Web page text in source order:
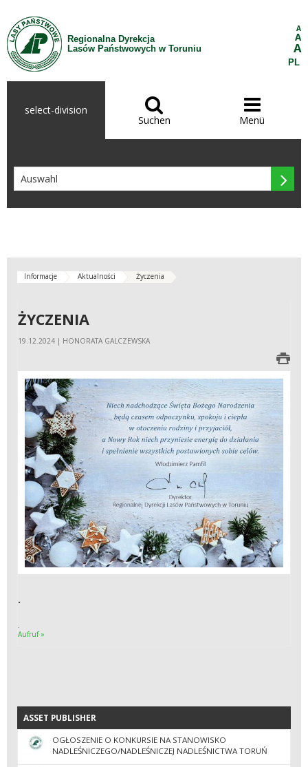
Zum Inhalt wechseln
Regionalna Dyrekcja
Lasów Państwowych w Toruniu
A
A
A
PL
select-division 
Suchen

Menü

Informacje Aktualności Życzenia
ŻYCZENIA
19.12.2024 | HONORATA GALCZEWSKA
.
Aufruf »
ASSET PUBLISHER
ASSET PUBLISHER
OGŁOSZENIE O KONKURSIE NA STANOWISKO
NADLEŚNICZEGO/NADLEŚNICZEJ NADLEŚNICTWA TORUŃ